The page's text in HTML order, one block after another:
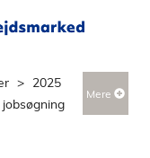
2025
Mere